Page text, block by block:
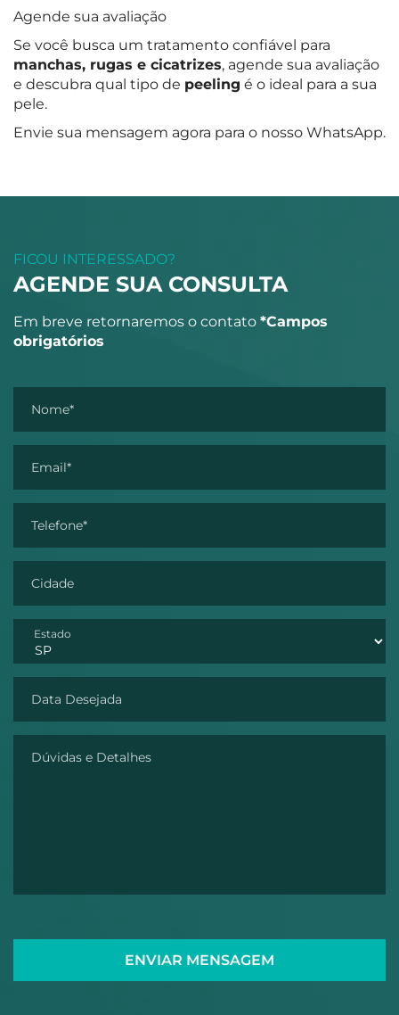
Agende sua avaliação
Se você busca um tratamento confiável para
manchas, rugas e cicatrizes, agende sua avaliação
e descubra qual tipo de peeling é o ideal para a sua
pele.
Envie sua mensagem agora para o nosso WhatsApp.
FICOU INTERESSADO?
AGENDE SUA CONSULTA
Em breve retornaremos o contato *Campos
obrigatórios
Nome*
Email*
Telefone*
Cidade
Estado
Data Desejada
Dúvidas e Detalhes